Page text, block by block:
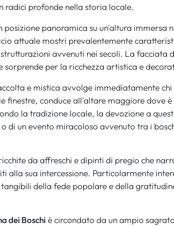
radici profonde nella storia locale.
posizione panoramica su un'altura immersa
attuale mostri prevalentemente
avvenuti nei secoli. La facciata
sorprende per la ricchezza artistica e
e mistica avvolge immediatamente
finestre, conduce all'altare maggiore dove
la tradizione locale, la devozione a
di un evento miracoloso avvenuto tra i
da affreschi e dipinti di pregio che
alla sua intercessione. Particolarmente
della fede popolare e della
dei Boschi è circondato da un ampio